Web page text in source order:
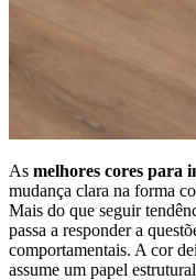
As melhores cores para
mudança clara na forma
Mais do que seguir
passa a responder a
comportamentais. A cor
assume um papel